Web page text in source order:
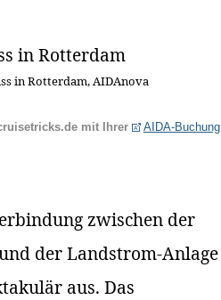
in Rotterdam, AIDAnova
mit Ihrer
AIDA-Buchung
zwischen der
der Landstrom-Anlage
aus. Das